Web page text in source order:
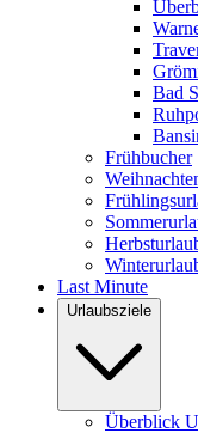
Bad
Frühbucher
Last Minute
Urlaubsziele
Überblick